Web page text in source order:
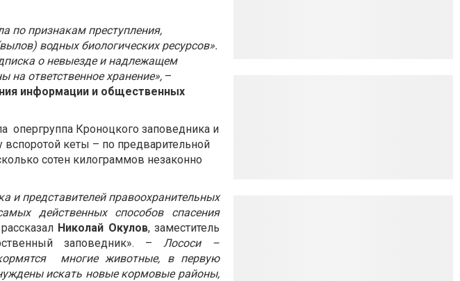
по признакам преступления,
водных биологических ресурсов».
о невыезде и надлежащем
ответственное хранение», –
информации и общественных
опергруппа Кроноцкого заповедника и
кеты – по предварительной
сотен килограммов незаконно
и представителей правоохранительных
действенных способов спасения
рассказал Николай Окулов, заместитель
заповедник». –Лососи –
многие животные, в первую
искать новые кормовые районы,